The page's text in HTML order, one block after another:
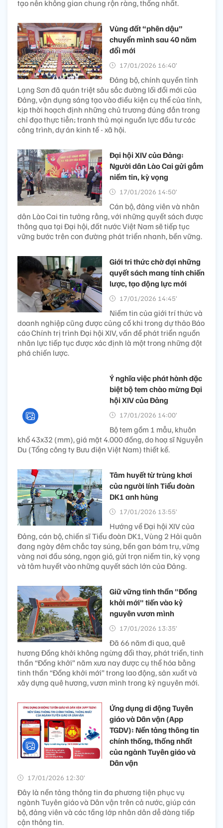
tạo nên không gian chung rộn ràng, thống nhất.
Vùng đất “phên dậu”
chuyển mình sau 40 năm
đổi mới
17/01/2026 16:40’
Đảng bộ, chính quyền tỉnh
Lạng Sơn đã quán triệt sâu sắc đường lối đổi mới của
Đảng, vận dụng sáng tạo vào điều kiện cụ thể của tỉnh,
kịp thời hoạch định những chủ trương đúng đắn trong
chỉ đạo thực tiễn; tranh thủ mọi nguồn lực đầu tư các
công trình, dự án kinh tế - xã hội.
Đại hội XIV của Đảng:
Người dân Lào Cai gửi gắm
niềm tin, kỳ vọng
17/01/2026 14:50’
Cán bộ, đảng viên và nhân
dân Lào Cai tin tưởng rằng, với những quyết sách được
thông qua tại Đại hội, đất nước Việt Nam sẽ tiếp tục
vững bước trên con đường phát triển nhanh, bền vững.
Giới tri thức chờ đợi những
quyết sách mang tính chiến
lược, tạo động lực mới
17/01/2026 14:45’
Niềm tin của giới trí thức và
doanh nghiệp cũng được củng cố khi trong dự thảo Báo
cáo Chính trị trình Đại hội XIV, vấn đề phát triển nguồn
nhân lực tiếp tục được xác định là một trong những đột
phá chiến lược.
Ý nghĩa việc phát hành đặc
biệt bộ tem chào mừng Đại
hội XIV của Đảng
17/01/2026 14:00’
Bộ tem gồm 1 mẫu, khuôn
khổ 43x32 (mm), giá mặt 4.000 đồng, do hoạ sĩ Nguyễn
Du (Tổng công ty Bưu điện Việt Nam) thiết kế.
Tâm huyết từ trùng khơi
của người lính Tiểu đoàn
DK1 anh hùng
17/01/2026 13:55’
Hướng về Đại hội XIV của
Đảng, cán bộ, chiến sĩ Tiểu đoàn DK1, Vùng 2 Hải quân
đang ngày đêm chắc tay súng, bền gan bám trụ, vững
vàng nơi đầu sóng, ngọn gió, gửi trọn niềm tin, kỳ vọng
và tâm huyết vào những quyết sách lớn của Đảng.
Giữ vững tinh thần "Đồng
khởi mới" tiến vào kỷ
nguyên vươn mình
17/01/2026 13:35’
Đã 66 năm đi qua, quê
hương Đồng khởi không ngừng đổi thay, phát triển, tinh
thần “Đồng khởi” năm xưa nay được cụ thể hóa bằng
tinh thần “Đồng khởi mới” trong lao động, sản xuất và
xây dựng quê hương, vươn mình trong kỷ nguyên mới.
Ứng dụng di động Tuyên
giáo và Dân vận (App
TGDV): Nền tảng thông tin
chính thống, thống nhất
của ngành Tuyên giáo và
Dân vận
17/01/2026 12:30’
Đây là nền tảng thông tin đa phương tiện phục vụ
ngành Tuyên giáo và Dân vận trên cả nước, giúp cán
bộ, đảng viên và các tầng lớp nhân dân dễ dàng tiếp
cận thông tin.